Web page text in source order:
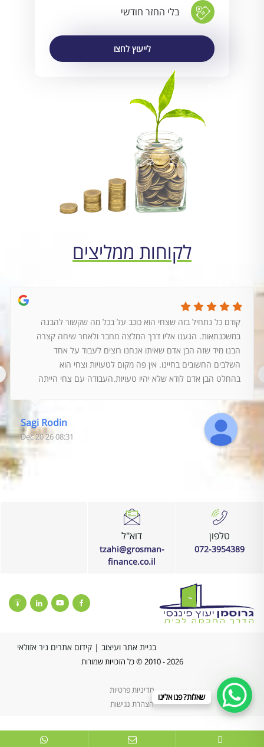
בלי החזר חודשי
לייעוץ לחצו
לקוחות ממליצים
קודם כל נתחיל בזה שצחי הוא כוכב על בכל מה שקשור להבנה
במשכנתאות. הגענו אליו דרך המלצה מחבר ולאחר שיחה קצרה
הבנו מיד שזה הבן אדם שאיתו אנחנו רוצים לעבוד על אחד
השלבים החשובים בחיינו. אין פה מקום לטעויות וצחי הוא
בהחלט הבן אדם לודא שלא יהיו טעויות.העבודה עם צחי הייתה
צריכים ליווי גם לאחר מספר שנים, הוא ישר נענה לבקשות
והשאלות שלנו והעביר אותנו דרך התהליך של מחזור
משכנתא.צחי הוא סמל למקצוענות וללא פשרה באיכות ונועם
בשירות. כל הכבוד, המשך כך!
Sagi Rodin
08:31 26 Dec 20
טלפון
072-3954389
דוא"ל
tzahi@grosman-
finance.co.il
2026 - 2010 © כל הזכויות שמורות
מדיניות פרטיות
הצהרת נגישות
בניית אתר ועיצוב | קידום אתרים ניר אזולאי
שאלות? פנו אלינו